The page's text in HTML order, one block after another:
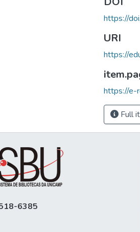
https://
URI
https://
https://e-
Full
6385